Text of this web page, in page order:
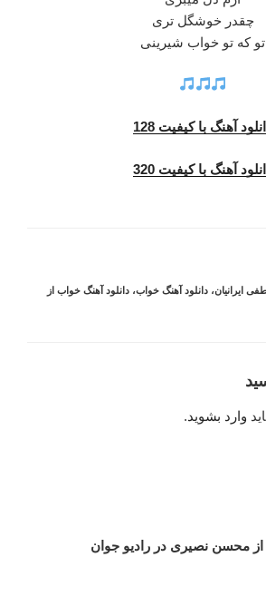
چقدر خوشگل تری
تو که تو خواب شیرینی
آهنگ با کیفیت 128
آهنگ با کیفیت 320
ایرانیان،دانلود آهنگ خواب،دانلود آهنگ خواب از
وارد بشوید.
از محسن نصیری در رادیو جوان